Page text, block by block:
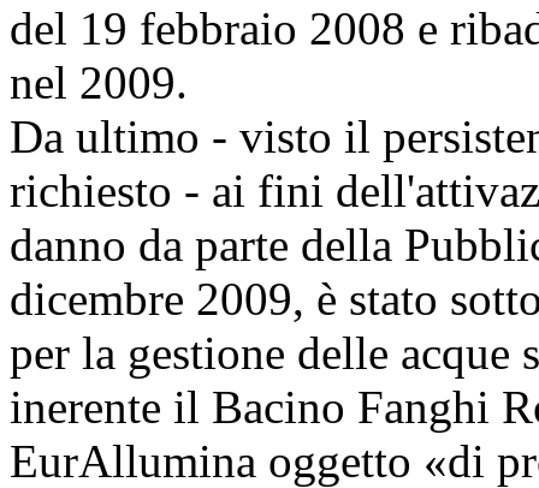
del 19 febbraio 2008 e
nel 2009.
Da ultimo - visto il
richiesto - ai fini
danno da parte della
dicembre 2009, è stato
per la gestione delle
inerente il Bacino Fanghi
EurAllumina oggetto «di